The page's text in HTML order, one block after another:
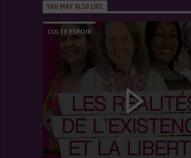
YOU MAY ALSO LIKE
CULTE ESPOIR